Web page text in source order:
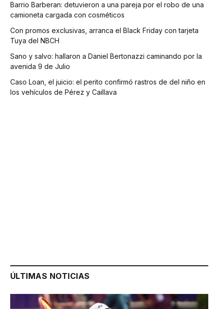
Barrio Barberan: detuvieron a una pareja por el robo de una
camioneta cargada con cosméticos
Con promos exclusivas, arranca el Black Friday con tarjeta
Tuya del NBCH
Sano y salvo: hallaron a Daniel Bertonazzi caminando por la
avenida 9 de Julio
Caso Loan, el juicio: el perito confirmó rastros de del niño en
los vehículos de Pérez y Caillava
ÚLTIMAS NOTICIAS